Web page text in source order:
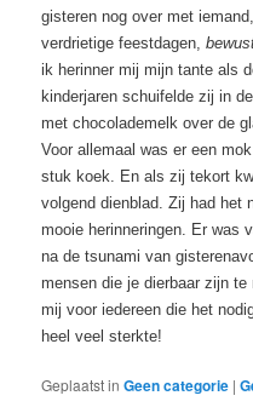
gisteren nog over met
verdrietige feestdagen,
ik herinner mij mijn tante als
kinderjaren schuifelde zij in
met chocolademelk over de
Voor allemaal was er een
stuk koek. En als zij tekort
volgend dienblad. Zij had het
mooie herinneringen. Er was
na de tsunami van
mensen die je dierbaar zijn
mij voor iedereen die het
heel veel sterkte!
Geplaatst in Geen categorie |